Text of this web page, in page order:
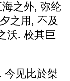
之外, 弥纶
之用, 不及
沃. 校其巨
今见比於桀